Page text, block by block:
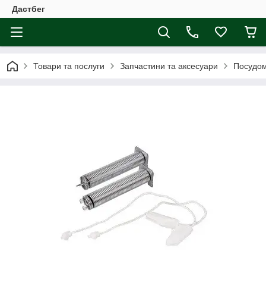
Дастбег
Товари та послуги Запчастини та аксесуари